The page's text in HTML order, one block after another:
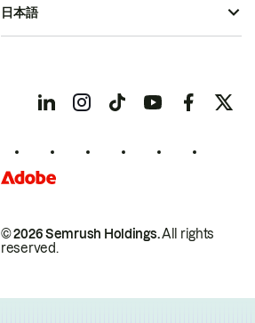
© 2026 Semrush Holdings.All rights
reserved.
日本語